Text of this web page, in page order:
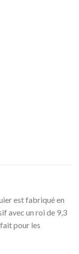
est fabriqué en
avec un roi de 9,3
pour les